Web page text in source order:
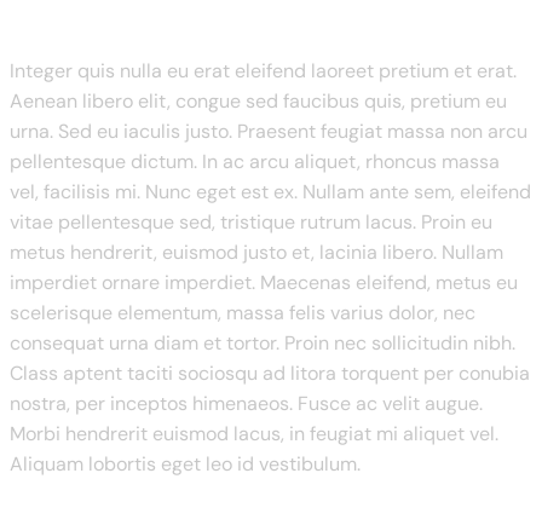
Integer quis nulla eu erat eleifend laoreet pretium et erat.
Aenean libero elit, congue sed faucibus quis, pretium eu
urna. Sed eu iaculis justo. Praesent feugiat massa non arcu
pellentesque dictum. In ac arcu aliquet, rhoncus massa
vel, facilisis mi. Nunc eget est ex. Nullam ante sem, eleifend
vitae pellentesque sed, tristique rutrum lacus. Proin eu
metus hendrerit, euismod justo et, lacinia libero. Nullam
imperdiet ornare imperdiet. Maecenas eleifend, metus eu
scelerisque elementum, massa felis varius dolor, nec
consequat urna diam et tortor. Proin nec sollicitudin nibh.
Class aptent taciti sociosqu ad litora torquent per conubia
nostra, per inceptos himenaeos. Fusce ac velit augue.
Morbi hendrerit euismod lacus, in feugiat mi aliquet vel.
Aliquam lobortis eget leo id vestibulum.